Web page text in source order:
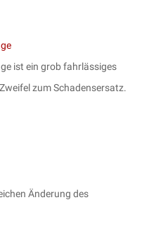
ist ein grob fahrlässiges
zum Schadensersatz.
Änderung des